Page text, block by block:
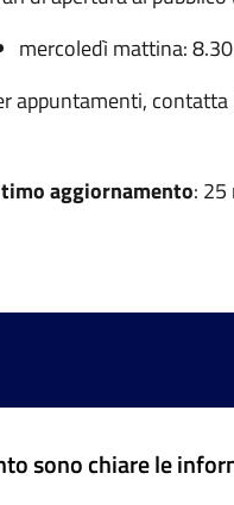
mercoledì mattina:
appuntamenti,
aggiornamento:
sono chiare le